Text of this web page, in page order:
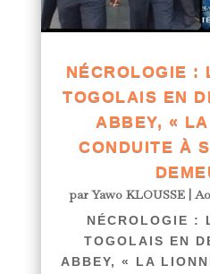
NÉCROLOGIE :
TOGOLAIS EN
ABBEY, «
CONDUITE À
parYawo KLOUSSE|
NÉCROLOGIE :
TOGOLAIS EN
ABBEY, « LA